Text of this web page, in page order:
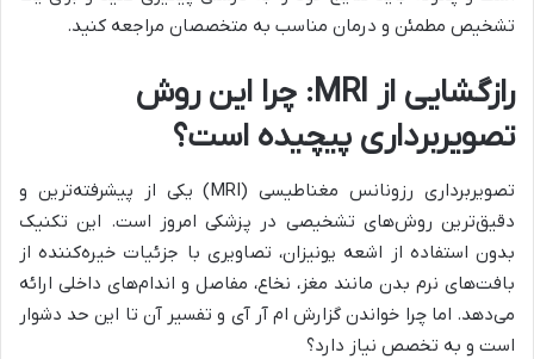
تشخیص مطمئن و درمان مناسب به متخصصان مراجعه کنید.
رازگشایی از MRI: چرا این روش
تصویربرداری پیچیده است؟
تصویربرداری رزونانس مغناطیسی (MRI) یکی از پیشرفته‌ترین و
دقیق‌ترین روش‌های تشخیصی در پزشکی امروز است. این تکنیک
بدون استفاده از اشعه یونیزان، تصاویری با جزئیات خیره‌کننده از
بافت‌های نرم بدن مانند مغز، نخاع، مفاصل و اندام‌های داخلی ارائه
می‌دهد. اما چرا خواندن گزارش ام آر آی و تفسیر آن تا این حد دشوار
است و به تخصص نیاز دارد؟